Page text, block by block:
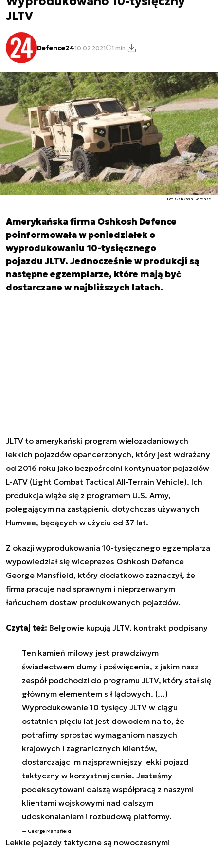
JLTV
Defence2410.02.2021 1 min.
Fot. Oshkosh Defense
Amerykańska firma Oshkosh Defence
poinformowała w poniedziałek o
wyprodukowaniu 10-tysięcznego
pojazdu JLTV. Jednocześnie w produkcji są
następne egzemplarze, które mają być
dostarczane w najbliższych latach.
JLTV to amerykański program wielozadaniowych
lekkich pojazdów opancerzonych, który jest wdrażany
od 2016 roku jako bezpośredni kontynuator pojazdów
L-ATV (Light Combat Tactical All-Terrain Vehicle). Ich
produkcja wiąże się z programem U.S. Army,
polegającym na zastąpieniu dotychczas używanych
Humvee, będących w użyciu od 37 lat.
Z okazji wyprodukowania 10-tysięcznego egzemplarza
wypowiedział się wiceprezes Oshkosh Defence
George Mansfield, który dodatkowo zaznaczył, że
firma pracuje nad sprawnym i nieprzerwanym
łańcuchem dostaw produkowanych pojazdów.
Czytaj też: Belgowie kupują JLTV, kontrakt podpisany
Ten kamień milowy jest prawdziwym
świadectwem dumy i poświęcenia, z jakim nasz
zespół podchodzi do programu JLTV, który stał się
głównym elementem sił lądowych. (...)
Wyprodukowanie 10 tysięcy JLTV w ciągu
ostatnich pięciu lat jest dowodem na to, że
potrafimy sprostać wymaganiom naszych
krajowych i zagranicznych klientów,
dostarczając im najsprawniejszy lekki pojazd
taktyczny w korzystnej cenie. Jesteśmy
podekscytowani dalszą współpracą z naszymi
klientami wojskowymi nad dalszym
udoskonalaniem i rozbudową platformy.
George Mansfield
Lekkie pojazdy taktyczne są nowoczesnymi